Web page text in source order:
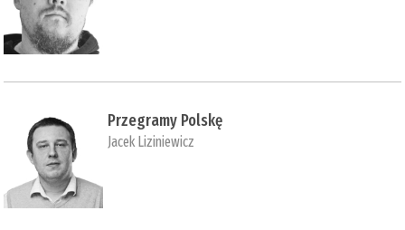
Przegramy Polskę
Jacek Liziniewicz